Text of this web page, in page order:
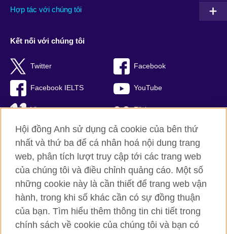
Hợp tác với chúng tôi
Kết nối với chúng tôi
Twitter Facebook
Facebook IELTS YouTube
Vimeo Flickr
RSS TikTok
Hội đồng Anh toàn cầu
Bảo mật thông tin và quy định sử dụng
Cookie
Sơ đồ trang
Hội đồng Anh sử dụng cả cookie của bên thứ
nhất và thứ ba để cá nhân hoá nội dung trang
web, phân tích lượt truy cập tới các trang web
của chúng tôi và điều chỉnh quảng cáo. Một số
những cookie này là cần thiết để trang web vận
hành, trong khi số khác cần có sự đồng thuận
của bạn. Tìm hiểu thêm thông tin chi tiết trong
chính sách về cookie của chúng tôi và bạn có